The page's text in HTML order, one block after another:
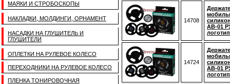
МАЯКИ И СТРОБОСКОПЫ
НАКЛАДКИ, МОЛДИНГИ, ОРНАМЕНТ
НАСАДКИ НА ГЛУШИТЕЛЬ И
ГЛУШИТЕЛИ
ОПЛЕТКИ НА РУЛЕВОЕ КОЛЕСО
ПЕРЕХОДНИКИ НА РУЛЕВОЕ КОЛЕСО
ПЛЕНКА ТОНИРОВОЧНАЯ
14708
AB-01
14724
AB-01